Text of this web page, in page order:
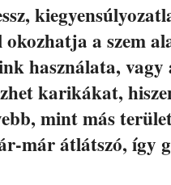
okozhatja a szem
használata,
karikákat,
mint más
már átlátszó, így